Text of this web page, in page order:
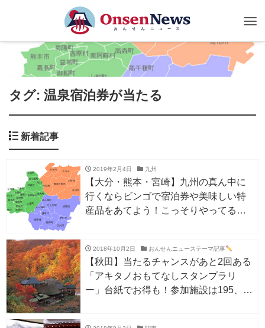
タグ: 温泉宿泊券が当たる
新着記事
2019年2月4日 九州
【大分・熊本・宮崎】九州の真ん中に
行くならビンゴで宿泊券や美味しい特
産品をあてよう！こっそりやってる
2018年10月2日 おんせんニューステーマ記事
【秋田】当たるチャンスがあと2回ある
「アキタノおもてなしスタンプラリ
ー」台紙でお得も！参加施設は195、中